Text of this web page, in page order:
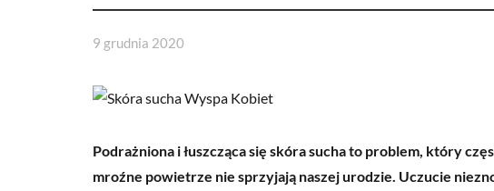
9 grudnia 2020
Podrażniona i łuszcząca się skóra sucha to problem, który
mroźne powietrze nie sprzyjają naszej urodzie. Uczucie